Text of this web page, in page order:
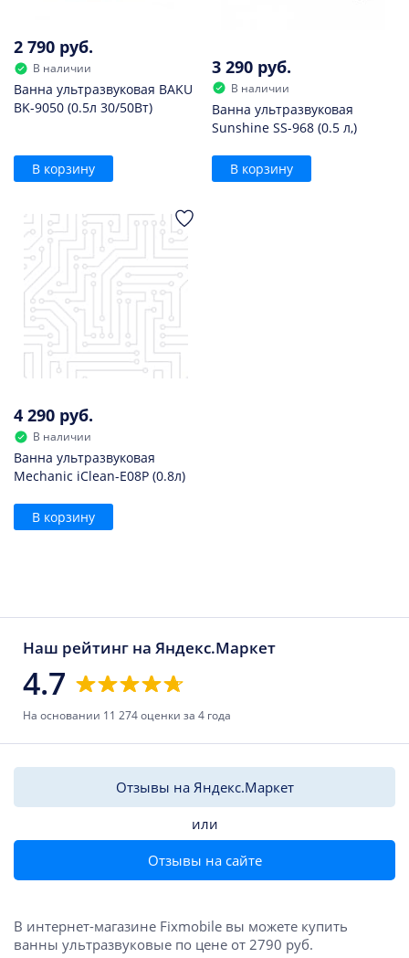
2 790 руб.
В наличии
Ванна ультразвуковая BAKU
BK-9050 (0.5л 30/50Вт)
В корзину
3 290 руб.
В наличии
Ванна ультразвуковая
Sunshine SS-968 (0.5 л,)
В корзину
4 290 руб.
В наличии
Ванна ультразвуковая
Mechanic iClean-E08P (0.8л)
В корзину
Наш рейтинг на Яндекс.Маркет
4.7
На основании 11 274 оценки за 4 года
Отзывы на Яндекс.Маркет
или
Отзывы на сайте
В интернет-магазине Fixmobile вы можете купить
ванны ультразвуковые по цене от 2790 руб.